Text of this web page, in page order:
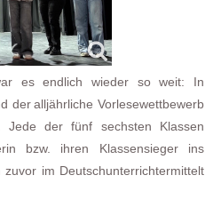
es endlichwieder so weit: In
deralljährlicheVorlesewettbewerb
Jede der fünf sechsten Klassen
bzw. ihren Klassensieger ins
zuvor im Deutschunterrichtermittelt